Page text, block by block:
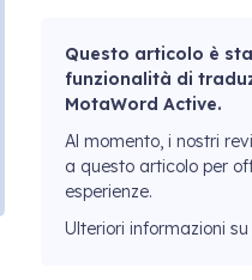
Questo articolo è
funzionalità di
MotaWord Active.
Al momento, i nostri
a questo articolo per
esperienze.
Ulteriori informazioni su